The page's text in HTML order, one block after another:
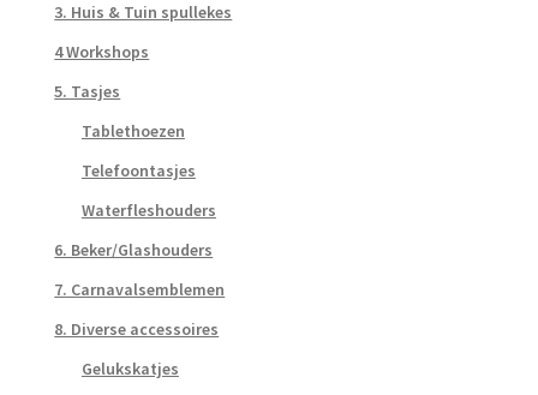
3. Huis & Tuin spullekes
4 Workshops
5. Tasjes
Tablethoezen
Telefoontasjes
Waterfleshouders
6. Beker/Glashouders
7. Carnavalsemblemen
8. Diverse accessoires
Gelukskatjes